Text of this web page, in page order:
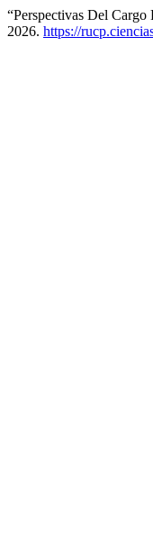
“Perspectivas Del Cargo
2026. https://